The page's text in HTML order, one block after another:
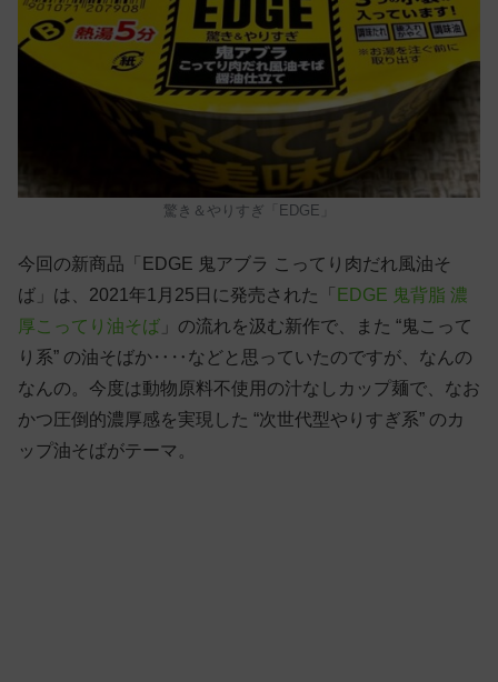
驚き＆やりすぎ「EDGE」
今回の新商品「EDGE 鬼アブラ こってり肉だれ風油そ
ば」は、2021年1月25日に発売された「 EDGE 鬼背脂 濃
厚こってり油そば 」の流れを汲む新作で、また “鬼こって
り系” の油そばか‥‥などと思っていたのですが、なんの
なんの。今度は動物原料不使用の汁なしカップ麺で、なお
かつ圧倒的濃厚感を実現した “次世代型やりすぎ系” のカ
ップ油そばがテーマ。